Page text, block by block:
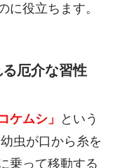
に役立ちます。
る厄介な習性
ケムシ」
という
虫が口から糸を
乗って移動する